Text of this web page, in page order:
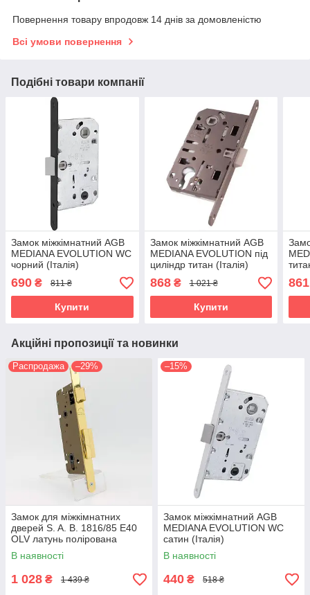
Повернення товару впродовж 14 днів за домовленістю
Всі умови повернення
Подібні товари компанії
Замок міжкімнатний AGB
MEDIANA EVOLUTION WC
чорний (Італія)
690 ₴ 811 ₴
Купити
Замок міжкімнатний AGB
MEDIANA EVOLUTION під
циліндр титан (Італія)
868₴ 1 021 ₴
Купити
861
Акційні пропозиції та новинки
Распродажа –29%
Замок для міжкімнатних
дверей S. A. B. 1816/85 Е40
OLV латунь полірована
(Італія)
В наявності
1 028 ₴ 1 439 ₴
–15%
Замок міжкімнатний AGB
MEDIANA EVOLUTION WC
сатин (Італія)
В наявності
440 ₴ 518 ₴